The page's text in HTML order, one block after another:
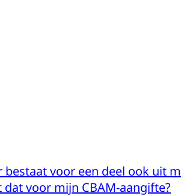
bestaat voor een deel ook uit
voor mijn CBAM-aangifte?